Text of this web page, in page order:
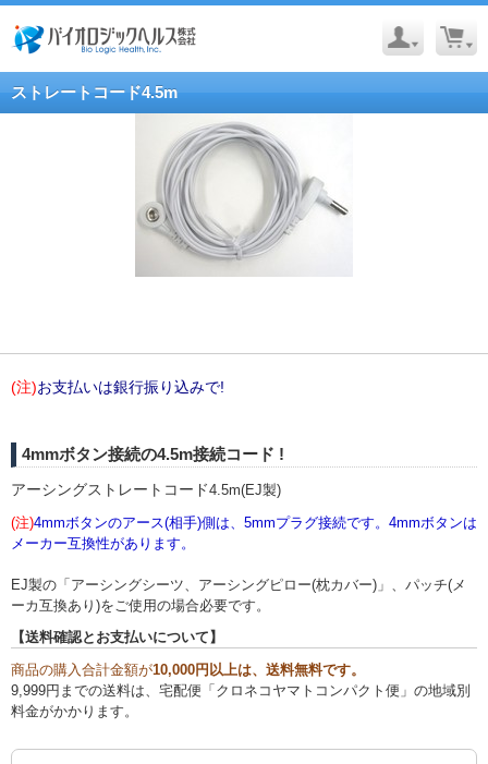
ストレートコード4.5m
(注)お支払いは銀行振り込みで!
4mmボタン接続の4.5m接続コード !
アーシングストレートコード4.5m(EJ製)
(注)4mmボタンのアース(相手)側は、5mmプラグ接続です。 4mmボタンは
メーカー互換性があります。
EJ製の「アーシングシーツ、アーシングピロー(枕カバー)」、パッチ(メ
ーカ互換あり)をご使用の場合必要です。
【送料確認とお支払いについて】
商品の購入合計金額が10,000円以上は、送料無料です。
9,999円までの送料は、宅配便「クロネコヤマトコンパクト便」の地域別
料金がかかります。